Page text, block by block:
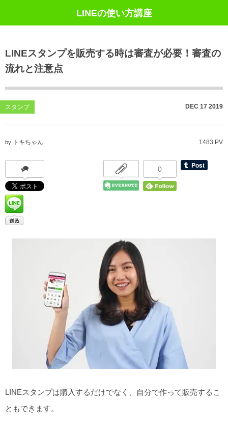
LINEの使い方講座
LINEスタンプを販売する時は審査が必要！審査の
流れと注意点
スタンプ DEC 17 2019
by トキちゃん 1483 PV
0
LINEスタンプは購入するだけでなく、自分で作って販売するこ
ともできます。